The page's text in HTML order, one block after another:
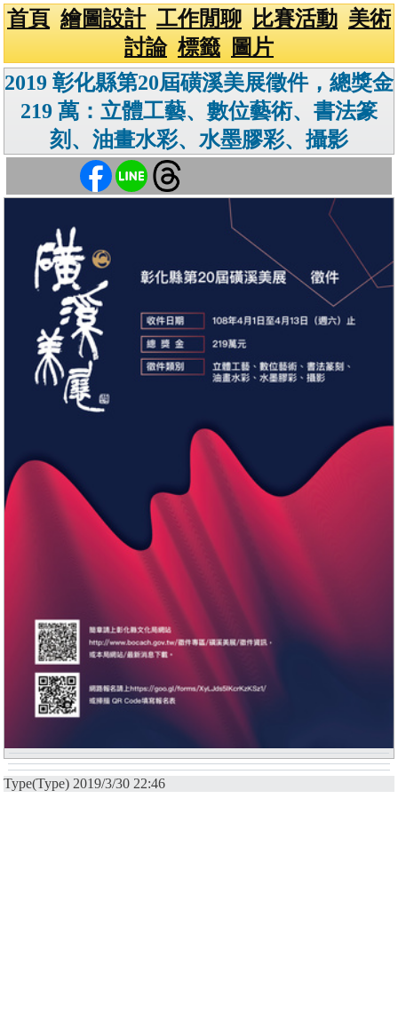
首頁 繪圖設計 工作閒聊 比賽活動 美術
討論 標籤
圖片
2019 彰化縣第20屆磺溪美展徵件，總獎金
219 萬：立體工藝、數位藝術、書法篆
刻、油畫水彩、水墨膠彩、攝影
Type(Type) 2019/3/30 22:46